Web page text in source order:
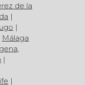
de la
|
|
Málaga
,
|
|